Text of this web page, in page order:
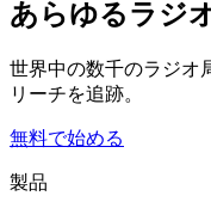
あらゆるラジ
世界中の数千のラジオ
リーチを追跡。
無料で始める
製品